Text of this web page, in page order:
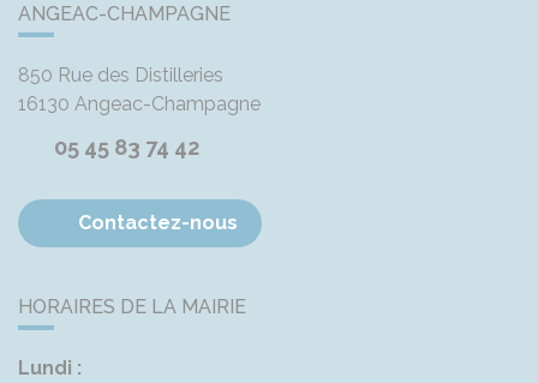
ANGEAC-CHAMPAGNE
850 Rue des Distilleries
16130 Angeac-Champagne
05 45 83 74 42
Contactez-nous
HORAIRES DE LA MAIRIE
Lundi :